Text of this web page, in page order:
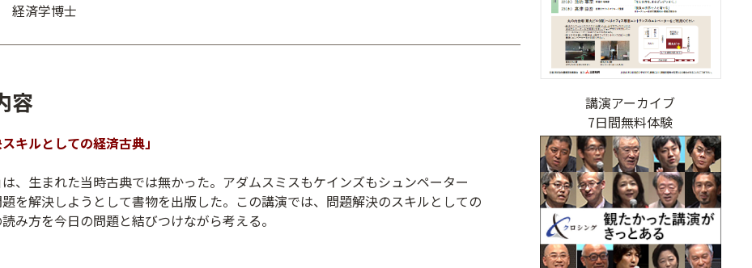
経済学博士
容
スキルとしての経済古典」
は、生まれた当時古典では無かった。アダムスミスもケインズもシュンペーター
を解決しようとして書物を出版した。この講演では、問題解決のスキルとしての
み方を今日の問題と結びつけながら考える。
講演アーカイブ
7日間無料体験